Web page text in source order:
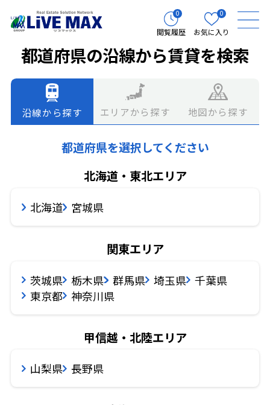
0
閲覧履歴
0
お気に入り
都道府県の沿線から賃貸を検索
沿線から探す エリアから探す 地図から探す
都道府県を選択してください
北海道・東北エリア
北海道 宮城県
関東エリア
茨城県 栃木県 群馬県 埼玉県 千葉県
東京都 神奈川県
甲信越・北陸エリア
山梨県 長野県